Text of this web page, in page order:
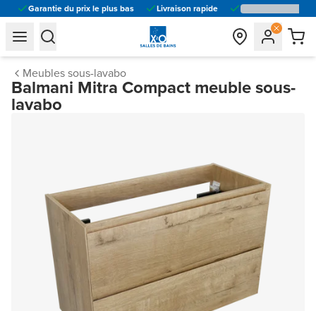
Garantie du prix le plus bas Livraison rapide
general.navigation.toggle_menu.label
general.navigation.toggle_menu.label
Meubles sous-lavabo
Balmani Mitra Compact meuble sous-
lavabo